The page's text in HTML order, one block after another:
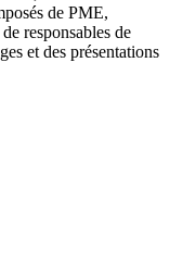
de PME,
responsables de
et des présentations